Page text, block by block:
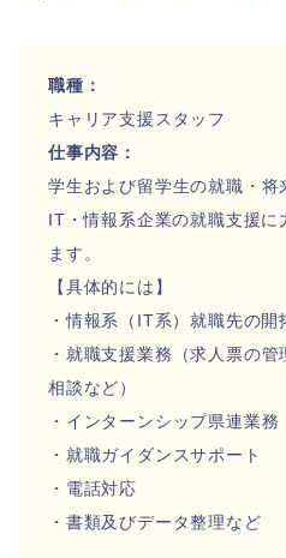
職種：
キャリア支援スタッフ
仕事内容：
学生および留学生の就職・将
IT・情報系企業の就職支援に
ます。
【具体的には】
・情報系（IT系）就職先の開
・就職支援業務（求人票の
相談など）
・インターンシップ県連業務
・就職ガイダンスサポート
・電話対応
・書類及びデータ整理など